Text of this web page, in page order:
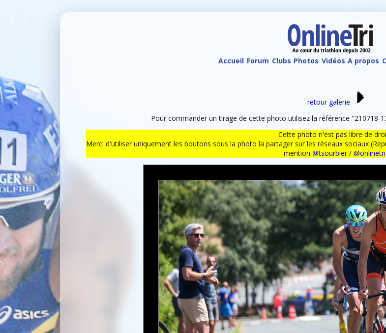
Accueil Forum Clubs Photos Vidéos A propos
retour galerie
Pour commander un tirage de cette photo utilisez la référence "210718-
Cette photo n'est pas libre de
Merci d'utiliser uniquement les boutons sous la photo la partager sur les réseaux sociaux
mention @tsourbier/ @onlinetri